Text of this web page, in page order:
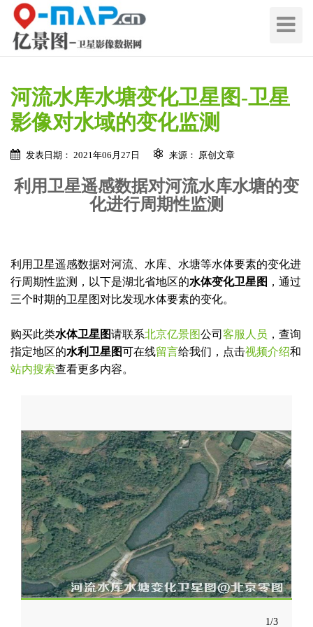
切
导
河流水库水塘变化卫星图-卫星
影像对水域的变化监测
发表日期： 2021年06月27日 来源： 原创文章
利用卫星遥感数据对河流水库水塘的变
化进行周期性监测
利用卫星遥感数据对河流、水库、水塘等水体要素的变化进
行周期性监测，以下是湖北省地区的水体变化卫星图 ，通过
三个时期的卫星图对比发现水体要素的变化。
购买此类水体卫星图请联系北京亿景图公司 客服人员 ，查询
指定地区的水利卫星图可在线留言给我们，点击视频介绍和
站内搜索查看更多内容。
1/3
区
名
称
地
区
称
系
方
式
提交咨询表单Submit Close